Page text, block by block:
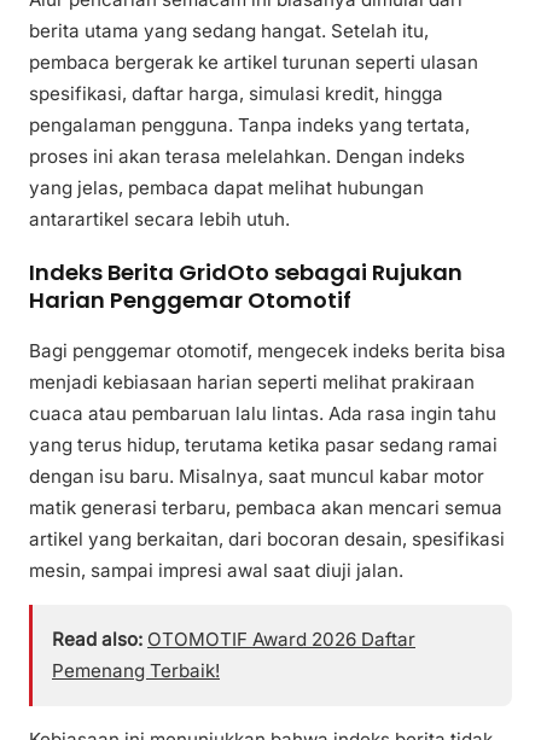
berita utama yang sedang hangat. Setelah itu,
pembaca bergerak ke artikel turunan seperti ulasan
spesifikasi, daftar harga, simulasi kredit, hingga
pengalaman pengguna. Tanpa indeks yang tertata,
proses ini akan terasa melelahkan. Dengan indeks
yang jelas, pembaca dapat melihat hubungan
antarartikel secara lebih utuh.
Indeks Berita GridOto sebagai Rujukan
Harian Penggemar Otomotif
Bagi penggemar otomotif, mengecek indeks berita bisa
menjadi kebiasaan harian seperti melihat prakiraan
cuaca atau pembaruan lalu lintas. Ada rasa ingin tahu
yang terus hidup, terutama ketika pasar sedang ramai
dengan isu baru. Misalnya, saat muncul kabar motor
matik generasi terbaru, pembaca akan mencari semua
artikel yang berkaitan, dari bocoran desain, spesifikasi
mesin, sampai impresi awal saat diuji jalan.
Read also: OTOMOTIF Award 2026 Daftar
Pemenang Terbaik!